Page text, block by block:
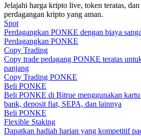
Panduan Pemula Berjangka
Jelajahi harga kripto live, token teratas,
perdagangan kripto yang aman.
Spot
Perdagangkan PONKE dengan biaya
Perdagangkan PONKE
Copy Trading
Copy trade pedagang PONKE teratas
panjang
Copy Trading PONKE
Beli PONKE
Beli PONKE di Bitrue menggunakan
bank, deposit fiat, SEPA, dan lainnya
Beli PONKE
Flexible Staking
Dapatkan hadiah harian yang kompetitif